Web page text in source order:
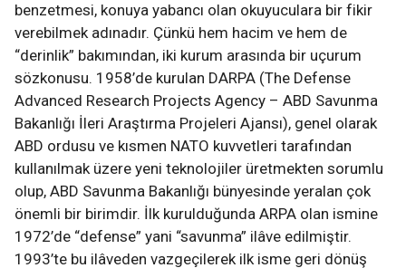
benzetmesi, konuya yabancı olan okuyuculara bir fikir
verebilmek adınadır. Çünkü hem hacim ve hem de
“derinlik” bakımından, iki kurum arasında bir uçurum
sözkonusu. 1958’de kurulan DARPA (The Defense
Advanced Research Projects Agency – ABD Savunma
Bakanlığı İleri Araştırma Projeleri Ajansı), genel olarak
ABD ordusu ve kısmen NATO kuvvetleri tarafından
kullanılmak üzere yeni teknolojiler üretmekten sorumlu
olup, ABD Savunma Bakanlığı bünyesinde yeralan çok
önemli bir birimdir. İlk kurulduğunda ARPA olan ismine
1972’de “defense” yani “savunma” ilâve edilmiştir.
1993’te bu ilâveden vazgeçilerek ilk isme geri dönüş